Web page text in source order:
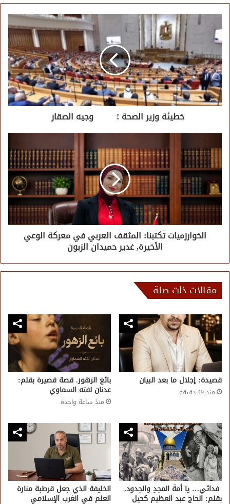
خطيئة وزير الصحة ! وجيه الصقار
الخوارزميات تكتبنا: المثقف العربي في معركة الوعي
الأخيرة, غدير حميدان الزبون
مقالات ذات صلة
قصيدة: إجلال ما بعد البيان
منذ 49 دقيقة
بائع الزهور. قصة قصيرة بقلم:
عدنان لفته السماوي
منذ ساعة واحدة
فدائي… يا أمةَ المجدِ والجدود.
بقلم: الحاج عبد العظيم كحيل
الخليفة الذي جعل قرطبة منارة
العلم في الغرب الإسلامي